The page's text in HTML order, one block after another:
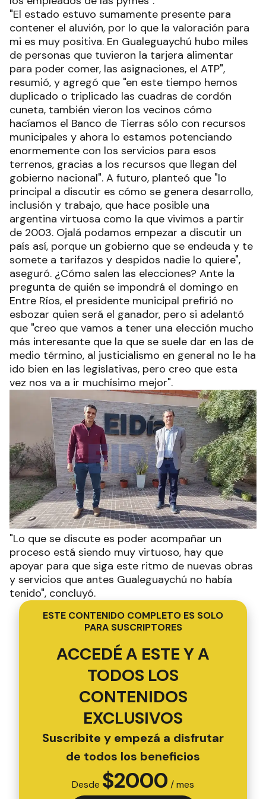
"El estado estuvo sumamente presente para
contener el aluvión, por lo que la valoración para
mi es muy positiva. En Gualeguaychú hubo miles
de personas que tuvieron la tarjera alimentar
para poder comer, las asignaciones, el ATP",
resumió, y agregó que "en este tiempo hemos
duplicado o triplicado las cuadras de cordón
cuneta, también vieron los vecinos cómo
hacíamos el Banco de Tierras sólo con recursos
municipales y ahora lo estamos potenciando
enormemente con los servicios para esos
terrenos, gracias a los recursos que llegan del
gobierno nacional". A futuro, planteó que "lo
principal a discutir es cómo se genera desarrollo,
inclusión y trabajo, que hace posible una
argentina virtuosa como la que vivimos a partir
de 2003. Ojalá podamos empezar a discutir un
país así, porque un gobierno que se endeuda y te
somete a tarifazos y despidos nadie lo quiere",
aseguró. ¿Cómo salen las elecciones? Ante la
pregunta de quién se impondrá el domingo en
Entre Ríos, el presidente municipal prefirió no
esbozar quien será el ganador, pero si adelantó
que "creo que vamos a tener una elección mucho
más interesante que la que se suele dar en las de
medio término, al justicialismo en general no le ha
ido bien en las legislativas, pero creo que esta
vez nos va a ir muchísimo mejor".
"Lo que se discute es poder acompañar un
proceso está siendo muy virtuoso, hay que
apoyar para que siga este ritmo de nuevas obras
y servicios que antes Gualeguaychú no había
tenido", concluyó.
ESTE CONTENIDO COMPLETO ES SOLO
PARA SUSCRIPTORES
ACCEDÉ A ESTE Y A
TODOS LOS
CONTENIDOS
EXCLUSIVOS
Suscribite y empezá a disfrutar
de todos los beneficios
Desde $2000 / mes